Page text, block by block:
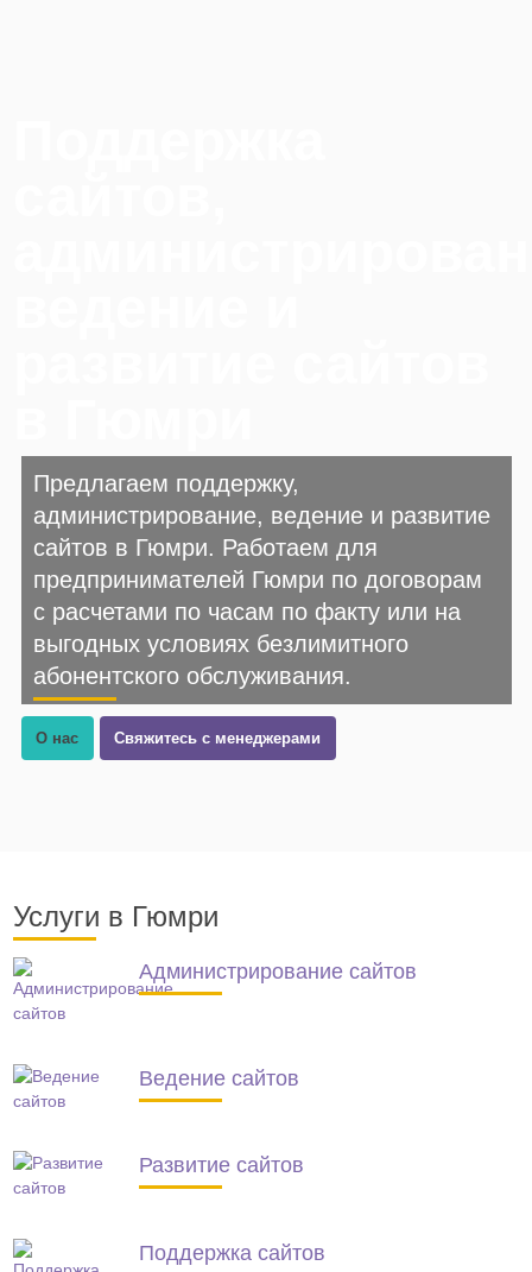
Предлагаем поддержку,
администрирование, ведение и развитие
сайтов в Гюмри. Работаем для
предпринимателей Гюмри по договорам
с расчетами по часам по факту или на
выгодных условиях безлимитного
абонентского обслуживания.
О нас Свяжитесь с менеджерами
Услуги в Гюмри
Администрирование сайтов
Ведение сайтов
Развитие сайтов
Поддержка сайтов